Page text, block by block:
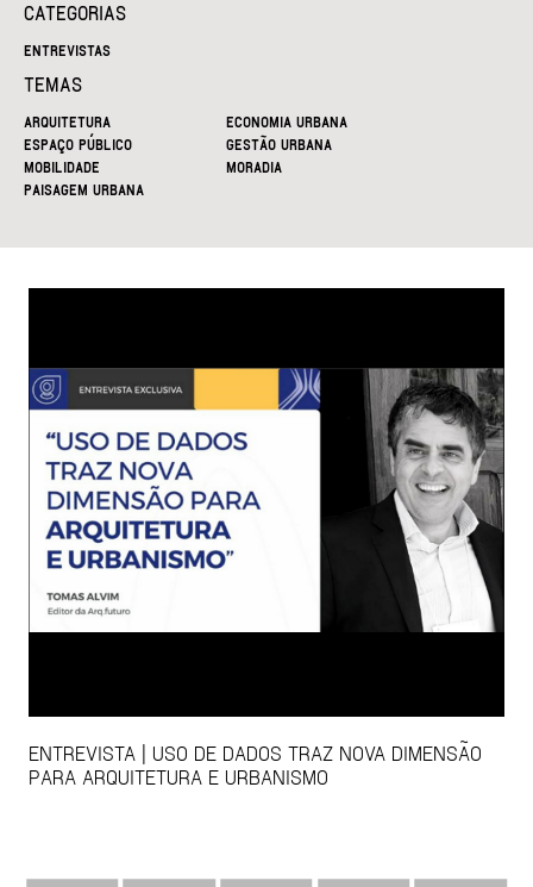
CATEGORIAS
ENTREVISTAS
TEMAS
ARQUITETURA
ECONOMIA URBANA
ESPAÇO PÚBLICO
GESTÃO URBANA
MOBILIDADE
MORADIA
PAISAGEM URBANA
ENTREVISTA | USO DE DADOS TRAZ NOVA DIMENSÃO
PARA ARQUITETURA E URBANISMO